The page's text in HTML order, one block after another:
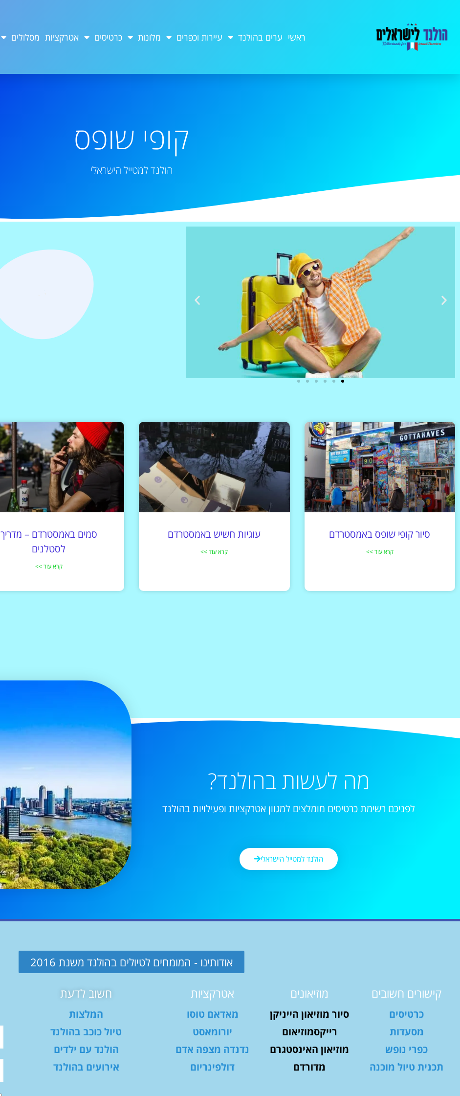
ראשי ערים בהולנד עיירות וכפרים מלונות כרטיסים אטרקציות מסלולים
קופי שופס
הולנד למטייל הישראלי
סיור קופי שופס באמסטרדם
קרא עוד >>
עוגיות חשיש באמסטרדם
קרא עוד >>
סמים באמסטרדם – מדריך
לסטלנים
קרא עוד >>
מה לעשות בהולנד?
לפניכם רשימת כרטיסים מומלצים למגוון אטרקציות ופעילויות בהולנד
הולנד למטייל הישראלי
אודותינו - המומחים לטיולים בהולנד משנת 2016
קישורים חשובים
כרטיסים
מסעדות
כפרי נופש
תכנית טיול מוכנה
מוזיאונים
סיור מוזיאון הייניקן
רייקסמוזיאום
מוזיאון האינסטגרם
מדורדם
אטרקציות
מאדאם טוסו
יורומאסט
נדנדה מצפה אדם
דולפינריום
חשוב לדעת
המלצות
טיול כוכב בהולנד
הולנד עם ילדים
אירועים בהולנד